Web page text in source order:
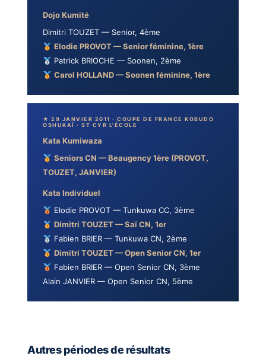
Dojo Kumité
Dimitri TOUZET — Senior, 4ème
Elodie PROVOT — Senior féminine, 1ère
Patrick BRIOCHE — Soonen, 2ème
Carol HOLLAND — Soonen féminine, 1ère
★ 29 JANVIER 2011 · COUPE DE FRANCE KOBUDO
OSHUKAÏ · ST CYR L'ÉCOLE
Kata Kumiwaza
Seniors CN — Beaugency 1ère (PROVOT,
TOUZET, JANVIER)
Kata Individuel
Elodie PROVOT — Tunkuwa CC, 3ème
Dimitri TOUZET — Saï CN, 1er
Fabien BRIER — Tunkuwa CN, 2ème
Dimitri TOUZET — Open Senior CN, 1er
Fabien BRIER — Open Senior CN, 3ème
Alain JANVIER — Open Senior CN, 5ème
Autres périodes de résultats